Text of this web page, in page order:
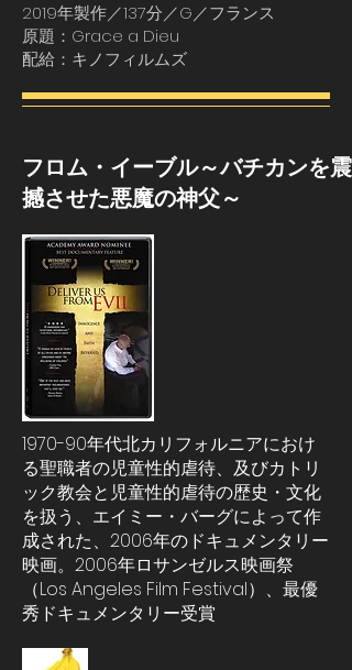
2019年製作／137分／G／フランス
原題：Grace a Dieu
配給：キノフィルムズ
フロム・イーブル～バチカンを震
撼させた悪魔の神父～
1970-90年代北カリフォルニアにおけ
る聖職者の児童性的虐待、及びカトリ
ック教会と児童性的虐待の歴史・文化
を扱う、エイミー・バーグによって作
成された、2006年のドキュメンタリー
映画。2006年ロサンゼルス映画祭
（Los Angeles Film Festival）、最優
秀ドキュメンタリー受賞